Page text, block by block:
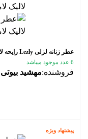
عطر زنانه لزلی Lezly رایحه لالیک لامور حجم 30 میلی لیتر
6 عدد موجود میباشد
فروشنده:مهشید بیوتی
پیشنهاد ویژه